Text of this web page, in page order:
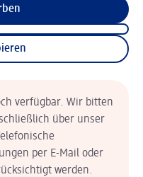
verfügbar. Wir bitten
über unser
per E-Mail oder
werden.